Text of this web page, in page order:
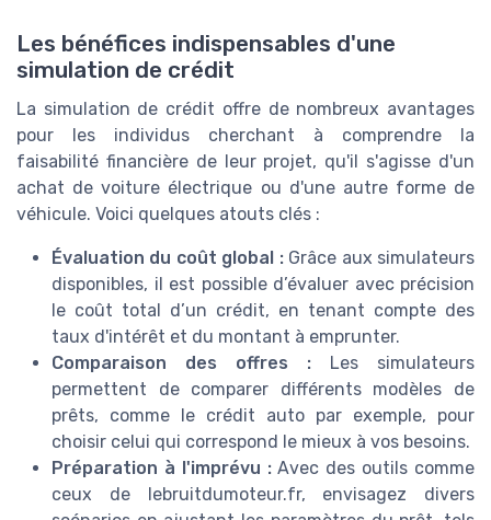
Les bénéfices indispensables d'une
simulation de crédit
La simulation de crédit offre de nombreux avantages
pour les individus cherchant à comprendre la
faisabilité financière de leur projet, qu'il s'agisse d'un
achat de voiture électrique ou d'une autre forme de
véhicule. Voici quelques atouts clés :
Évaluation du coût global : Grâce aux simulateurs
disponibles, il est possible d’évaluer avec précision
le coût total d’un crédit, en tenant compte des
taux d'intérêt et du montant à emprunter.
Comparaison des offres : Les simulateurs
permettent de comparer différents modèles de
prêts, comme le crédit auto par exemple, pour
choisir celui qui correspond le mieux à vos besoins.
Préparation à l'imprévu :Avec des outils comme
ceux de lebruitdumoteur.fr, envisagez divers